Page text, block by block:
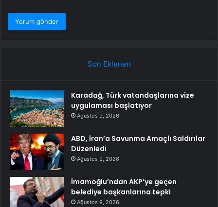
Son Eklenen
Karadağ, Türk vatandaşlarına vize
uygulaması başlatıyor
Ağustos 9, 2026
ABD, İran’a Savunma Amaçlı Saldırılar
Düzenledi
Ağustos 9, 2026
İmamoğlu’ndan AKP’ye geçen
belediye başkanlarına tepki
Ağustos 9, 2026